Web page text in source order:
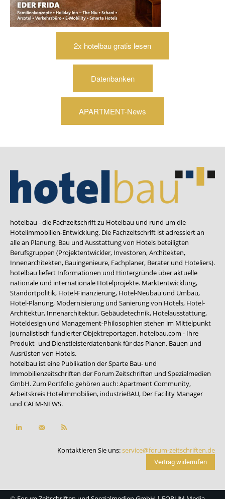
2x hotelbau gratis lesen
Datenbanken
APARTMENT-News
hotelbau - die Fachzeitschrift zu Hotelbau und rund um die
Hotelimmobilien-Entwicklung. Die Fachzeitschrift ist adressiert an
alle an Planung, Bau und Ausstattung von Hotels beteiligten
Berufsgruppen (Projektentwickler, Investoren, Architekten,
Innenarchitekten, Bauingenieure, Fachplaner, Berater und Hoteliers).
hotelbau liefert Informationen und Hintergründe über aktuelle
nationale und internationale Hotelprojekte. Marktentwicklung,
Standortpolitik, Hotel-Finanzierung, Hotel-Neubau und Umbau,
Hotel-Planung, Modernisierung und Sanierung von Hotels, Hotel-
Architektur, Innenarchitektur, Gebäudetechnik, Hotelausstattung,
Hoteldesign und Management-Philosophien stehen im Mittelpunkt
journalistisch fundierter Objektreportagen. hotelbau.com - Ihre
Produkt- und Dienstleisterdatenbank für das Planen, Bauen und
Ausrüsten von Hotels.
hotelbau ist eine Publikation der Sparte Bau- und
Immobilienzeitschriften der Forum Zeitschriften und Spezialmedien
GmbH. Zum Portfolio gehören auch:Apartment Community,
Arbeitskreis Hotelimmobilien, industrieBAU, Der Facility Manager
und CAFM-NEWS.
Kontaktieren Sie uns:service@forum-zeitschriften.de
Vertrag widerrufen